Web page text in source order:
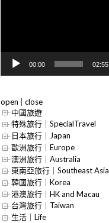
00:00 02:55
open
close
中國旅遊
特殊旅行｜SpecialTravel
日本旅行｜Japan
歐洲旅行｜Europe
澳洲旅行｜Australia
東南亞旅行｜Southeast Asia
韓國旅行｜Korea
港澳旅行｜HK and Macau
台灣旅行｜Taiwan
生活｜Life